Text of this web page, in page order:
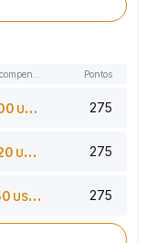
Pontos
USDT 275
USDT 275
USDT 275